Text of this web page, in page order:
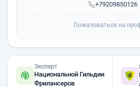
+79209850126
Пожаловаться на
Эксперт
Национальной Гильдии
Фрилансеров